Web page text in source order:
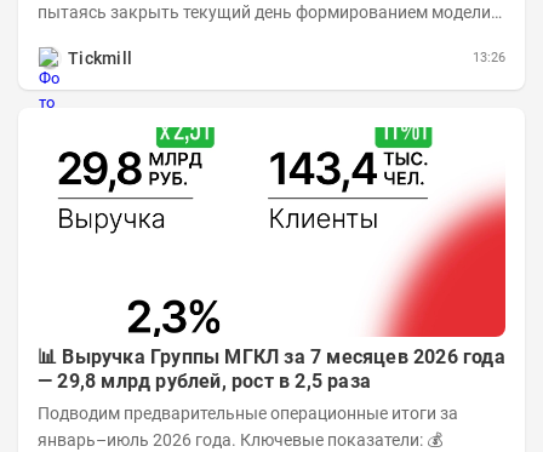
пытаясь закрыть текущий день формированием модели
Tickmill
13:26
📊 Выручка Группы МГКЛ за 7 месяцев 2026 года
— 29,8 млрд рублей, рост в 2,5 раза
Подводим предварительные операционные итоги за
январь–июль 2026 года. Ключевые показатели: 💰